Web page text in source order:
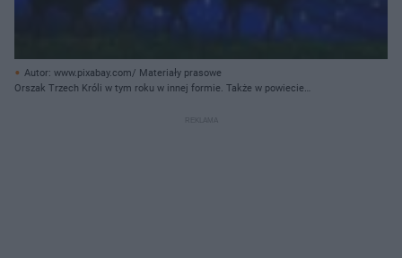
Autor: www.pixabay.com/ Materiały prasowe
Orszak Trzech Króli w tym roku w innej formie. Także w powiecie